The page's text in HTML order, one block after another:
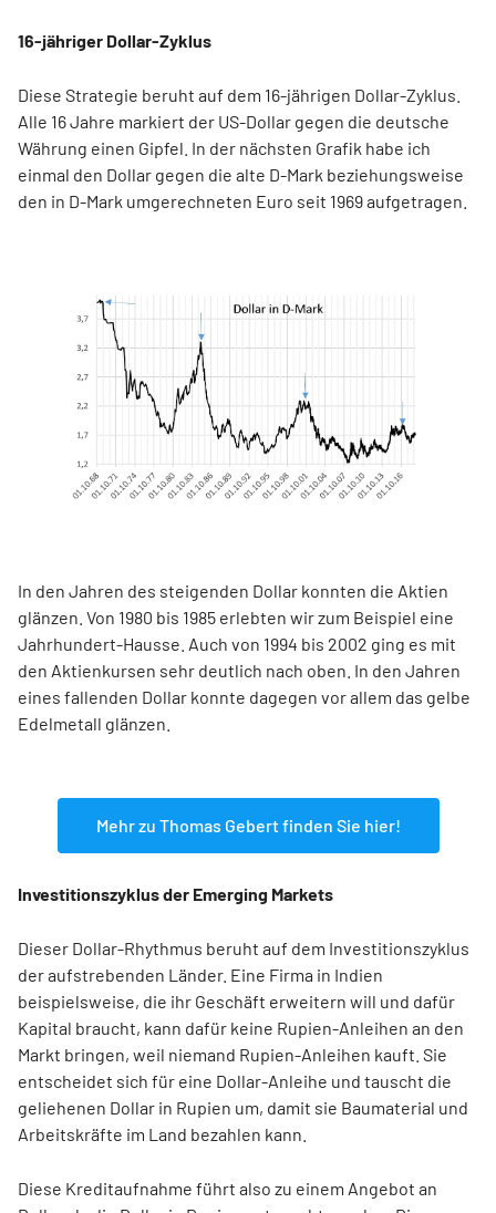
16-jähriger Dollar-Zyklus
Diese Strategie beruht auf dem 16-jährigen Dollar-Zyklus.
Alle 16 Jahre markiert der US-Dollar gegen die deutsche
Währung einen Gipfel. In der nächsten Grafik habe ich
einmal den Dollar gegen die alte D-Mark beziehungsweise
den in D-Mark umgerechneten Euro seit 1969 aufgetragen.
In den Jahren des steigenden Dollar konnten die Aktien
glänzen. Von 1980 bis 1985 erlebten wir zum Beispiel eine
Jahrhundert-Hausse. Auch von 1994 bis 2002 ging es mit
den Aktienkursen sehr deutlich nach oben. In den Jahren
eines fallenden Dollar konnte dagegen vor allem das gelbe
Edelmetall glänzen.
Mehr zu Thomas Gebert finden Sie hier!
Investitionszyklus der Emerging Markets
Dieser Dollar-Rhythmus beruht auf dem Investitionszyklus
der aufstrebenden Länder. Eine Firma in Indien
beispielsweise, die ihr Geschäft erweitern will und dafür
Kapital braucht, kann dafür keine Rupien-Anleihen an den
Markt bringen, weil niemand Rupien-Anleihen kauft. Sie
entscheidet sich für eine Dollar-Anleihe und tauscht die
geliehenen Dollar in Rupien um, damit sie Baumaterial und
Arbeitskräfte im Land bezahlen kann.
Diese Kreditaufnahme führt also zu einem Angebot an